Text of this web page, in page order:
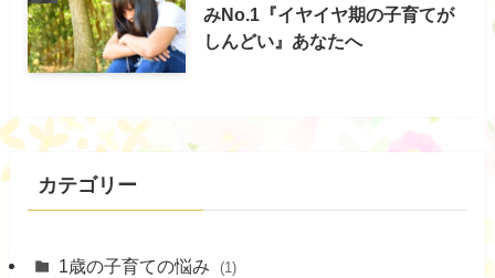
みNo.1『イヤイヤ期の子育てが
しんどい』あなたへ
カテゴリー
1歳の子育ての悩み (1)